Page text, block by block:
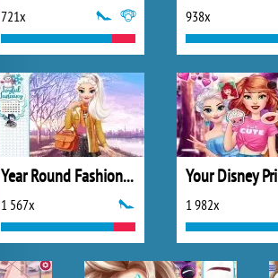
721x 938x
Year Round Fashionista: Elsa
1 567x 1 982x